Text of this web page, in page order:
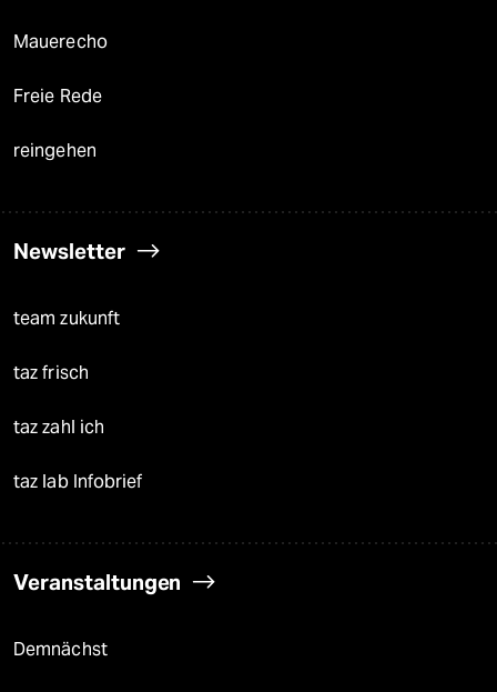
Mauerecho
Freie Rede
reingehen
Newsletter
team zukunft
taz frisch
taz zahl ich
taz lab Infobrief
Veranstaltungen
Demnächst